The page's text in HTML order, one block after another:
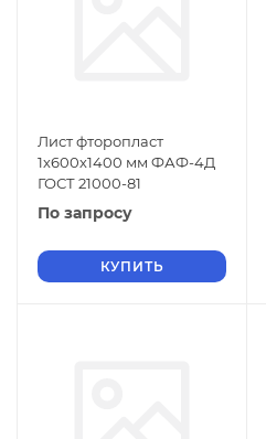
Лист фторопласт
1х600х1400 мм ФАФ-4Д
ГОСТ 21000-81
По запросу
КУПИТЬ